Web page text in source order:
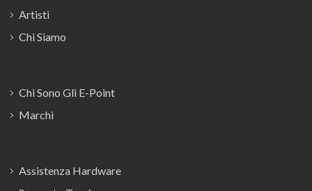
Artisti
Chi Siamo
Chi Sono Gli E-Point
Marchi
Assistenza Hardware